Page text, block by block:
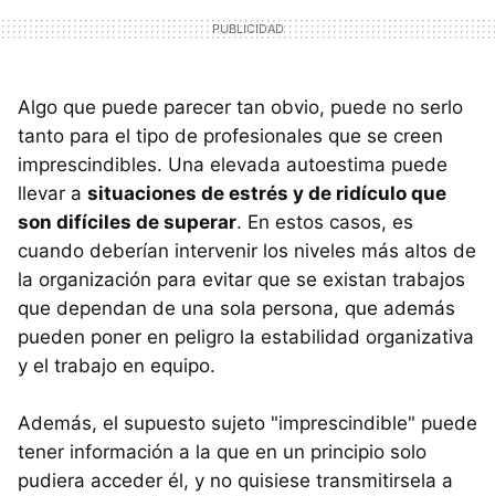
Algo que puede parecer tan obvio, puede no serlo
tanto para el tipo de profesionales que se creen
imprescindibles. Una elevada autoestima puede
llevar a situaciones de estrés y de ridículo que
son difíciles de superar. En estos casos, es
cuando deberían intervenir los niveles más altos de
la organización para evitar que se existan trabajos
que dependan de una sola persona, que además
pueden poner en peligro la estabilidad organizativa
y el trabajo en equipo.
Además, el supuesto sujeto "imprescindible" puede
tener información a la que en un principio solo
pudiera acceder él, y no quisiese transmitirsela a